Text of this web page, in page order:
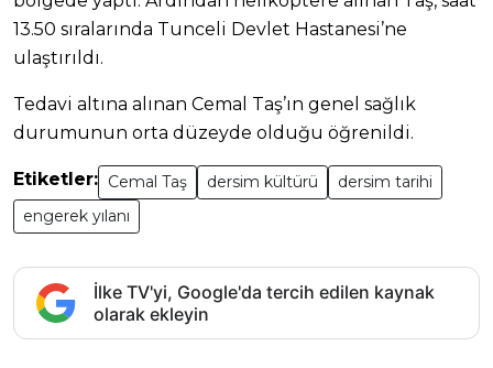
13.50 sıralarında Tunceli Devlet Hastanesi’ne
ulaştırıldı.
Tedavi altına alınan Cemal Taş’ın genel sağlık
durumunun orta düzeyde olduğu öğrenildi.
Etiketler: Cemal Taş dersim kültürü
dersim tarihi
engerek yılanı
İlke TV'yi, Google'da tercih edilen kaynak
olarak ekleyin